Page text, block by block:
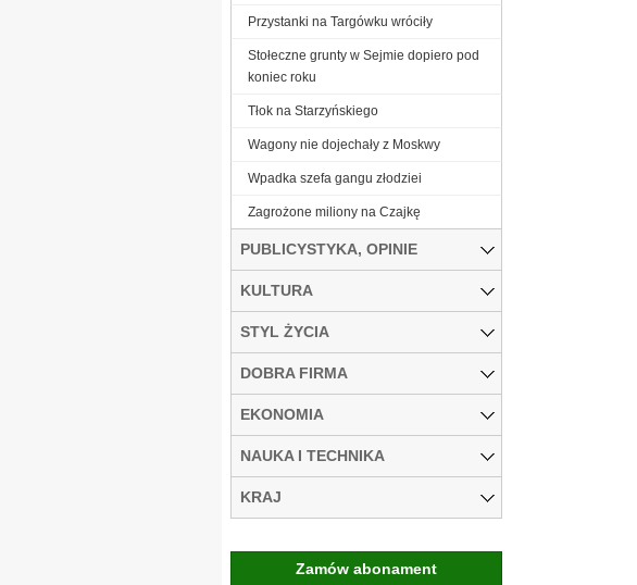
Przystanki na Targówku wróciły
Stołeczne grunty w Sejmie dopiero pod
koniec roku
Tłok na Starzyńskiego
Wagony nie dojechały z Moskwy
Wpadka szefa gangu złodziei
Zagrożone miliony na Czajkę
PUBLICYSTYKA, OPINIE
KULTURA
STYL ŻYCIA
DOBRA FIRMA
EKONOMIA
NAUKA I TECHNIKA
KRAJ
Zamów abonament